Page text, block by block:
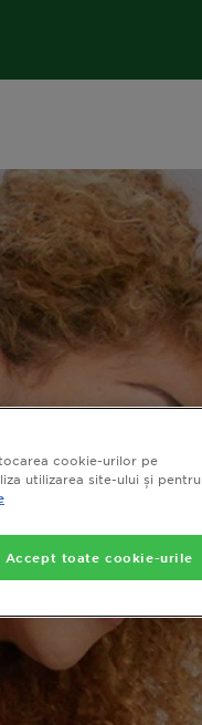
cookie-urilor pe
utilizarea site-ului și pentru
Accept toate cookie-urile